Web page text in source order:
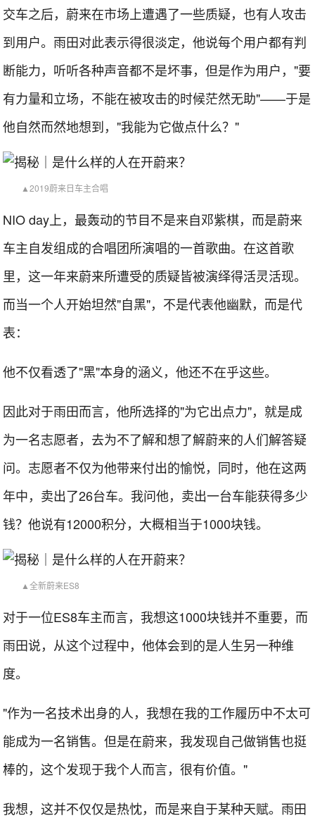
交车之后，蔚来在市场上遭遇了一些质疑，也有人攻击
到用户。雨田对此表示得很淡定，他说每个用户都有判
断能力，听听各种声音都不是坏事，但是作为用户，"要
有力量和立场，不能在被攻击的时候茫然无助"——于是
他自然而然地想到，"我能为它做点什么？"
▲2019蔚来日车主合唱
NIO day上，最轰动的节目不是来自邓紫棋，而是蔚来
车主自发组成的合唱团所演唱的一首歌曲。在这首歌
里，这一年来蔚来所遭受的质疑皆被演绎得活灵活现。
而当一个人开始坦然"自黑"，不是代表他幽默，而是代
表：
他不仅看透了"黑"本身的涵义，他还不在乎这些。
因此对于雨田而言，他所选择的"为它出点力"，就是成
为一名志愿者，去为不了解和想了解蔚来的人们解答疑
问。志愿者不仅为他带来付出的愉悦，同时，他在这两
年中，卖出了26台车。我问他，卖出一台车能获得多少
钱？他说有12000积分，大概相当于1000块钱。
▲全新蔚来ES8
对于一位ES8车主而言，我想这1000块钱并不重要，而
雨田说，从这个过程中，他体会到的是人生另一种维
度。
"作为一名技术出身的人，我想在我的工作履历中不太可
能成为一名销售。但是在蔚来，我发现自己做销售也挺
棒的，这个发现于我个人而言，很有价值。"
我想，这并不仅仅是热忱，而是来自于某种天赋。雨田